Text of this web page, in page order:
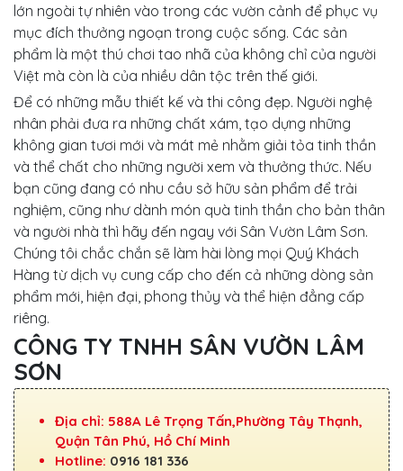
lớn ngoài tự nhiên vào trong các vườn cảnh để phục vụ
mục đích thưởng ngoạn trong cuộc sống. Các sản
phẩm là một thú chơi tao nhã của không chỉ của người
Việt mà còn là của nhiều dân tộc trên thế giới.
Để có những mẫu thiết kế và thi công đẹp. Người nghệ
nhân phải đưa ra những chất xám, tạo dựng những
không gian tươi mới và mát mẻ nhằm giải tỏa tinh thần
và thể chất cho những người xem và thưởng thức. Nếu
bạn cũng đang có nhu cầu sở hữu sản phẩm để trải
nghiệm, cũng như dành món quà tinh thần cho bản thân
và người nhà thì hãy đến ngay với Sân Vườn Lâm Sơn.
Chúng tôi chắc chắn sẽ làm hài lòng mọi Quý Khách
Hàng từ dịch vụ cung cấp cho đến cả những dòng sản
phẩm mới, hiện đại, phong thủy và thể hiện đẳng cấp
riêng.
CÔNG TY TNHH SÂN VƯỜN LÂM
SƠN
Địa chỉ: 588A Lê Trọng Tấn,Phường Tây Thạnh,
Quận Tân Phú, Hồ Chí Minh
Hotline: 0916 181 336